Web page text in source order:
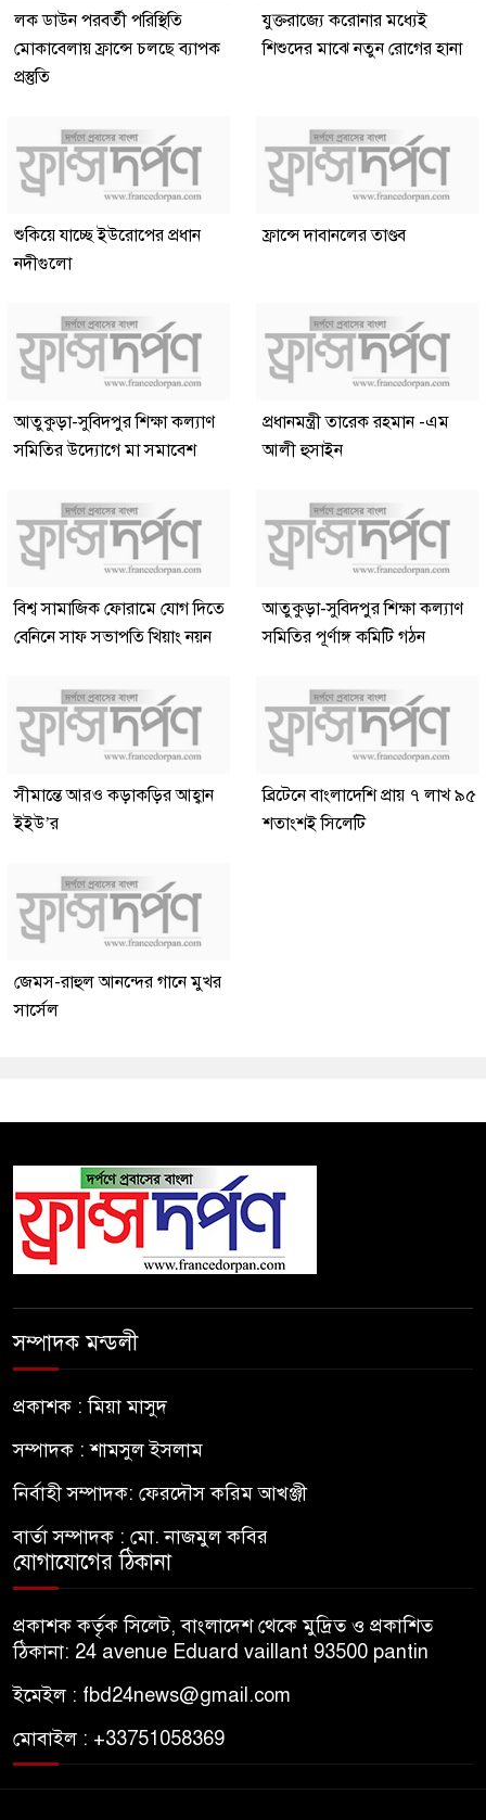
লক ডাউন পরবর্তী পরিস্থিতি
মোকাবেলায় ফ্রান্সে চলছে ব্যাপক
প্রস্তুতি
যুক্তরাজ্যে করোনার মধ্যেই
শিশুদের মাঝে নতুন রোগের হানা
শুকিয়ে যাচ্ছে ইউরোপের প্রধান
নদীগুলো
ফ্রান্সে দাবানলের তাণ্ডব
আতুকুড়া-সুবিদপুর শিক্ষা কল্যাণ
সমিতির উদ্যোগে মা সমাবেশ
প্রধানমন্ত্রী তারেক রহমান -এম
আলী হুসাইন
বিশ্ব সামাজিক ফোরামে যোগ দিতে
বেনিনে সাফ সভাপতি খিয়াং নয়ন
আতুকুড়া-সুবিদপুর শিক্ষা কল্যাণ
সমিতির পূর্ণাঙ্গ কমিটি গঠন
সীমান্তে আরও কড়াকড়ির আহ্বান
ইইউ’র
ব্রিটেনে বাংলাদেশি প্রায় ৭ লাখ ৯৫
শতাংশই সিলেটি
জেমস-রাহুল আনন্দের গানে মুখর
সার্সেল
সম্পাদক মন্ডলী
প্রকাশক : মিয়া মাসুদ
সম্পাদক : শামসুল ইসলাম
নির্বাহী সম্পাদক: ফেরদৌস করিম আখঞ্জী
বার্তা সম্পাদক : মো. নাজমুল কবির
যোগাযোগের ঠিকানা
প্রকাশক কর্তৃক সিলেট, বাংলাদেশ থেকে মুদ্রিত ও প্রকাশিত
ঠিকানা: 24 avenue Eduard vaillant 93500 pantin
ইমেইল : fbd24news@gmail.com
মোবাইল : +33751058369